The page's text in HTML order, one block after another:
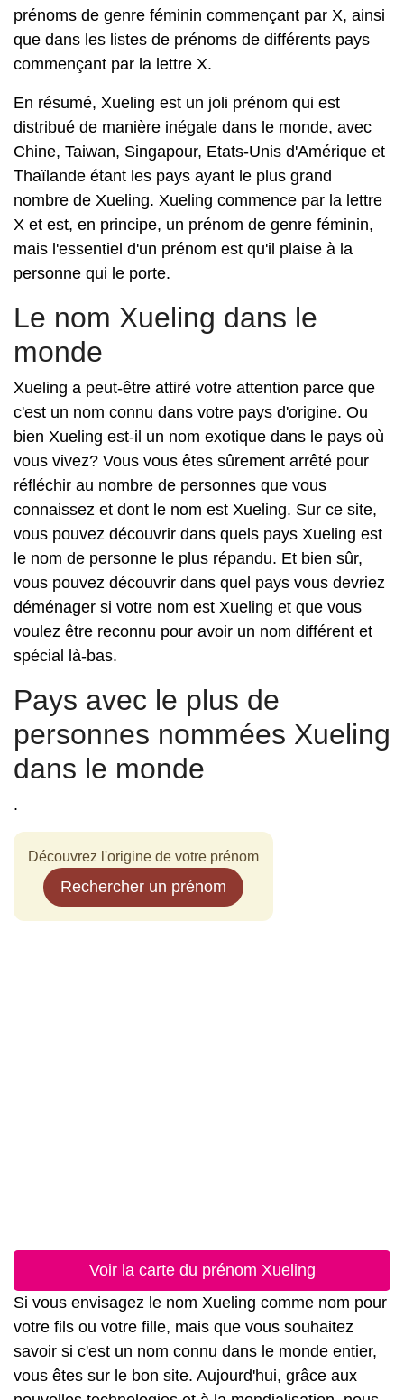
prénoms de genre féminin commençant par X, ainsi
que dans les listes de prénoms de différents pays
commençant par la lettre X.
En résumé, Xueling est un joli prénom qui est
distribué de manière inégale dans le monde, avec
Chine, Taiwan, Singapour, Etats-Unis d'Amérique et
Thaïlande étant les pays ayant le plus grand
nombre de Xueling. Xueling commence par la lettre
X et est, en principe, un prénom de genre féminin,
mais l'essentiel d'un prénom est qu'il plaise à la
personne qui le porte.
Le nom Xueling dans le
monde
Xueling a peut-être attiré votre attention parce que
c'est un nom connu dans votre pays d'origine. Ou
bien Xueling est-il un nom exotique dans le pays où
vous vivez? Vous vous êtes sûrement arrêté pour
réfléchir au nombre de personnes que vous
connaissez et dont le nom est Xueling. Sur ce site,
vous pouvez découvrir dans quels pays Xueling est
le nom de personne le plus répandu. Et bien sûr,
vous pouvez découvrir dans quel pays vous devriez
déménager si votre nom est Xueling et que vous
voulez être reconnu pour avoir un nom différent et
spécial là-bas.
Pays avec le plus de
personnes nommées Xueling
dans le monde
.
Découvrez l'origine de votre prénom
Rechercher un prénom
Voir la carte du prénom Xueling
Si vous envisagez le nom Xueling comme nom pour
votre fils ou votre fille, mais que vous souhaitez
savoir si c'est un nom connu dans le monde entier,
vous êtes sur le bon site. Aujourd'hui, grâce aux